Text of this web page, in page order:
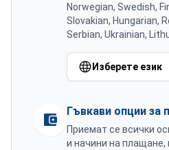
Norwegian, Swedish,
Slovakian, Hungarian,
Serbian, Ukrainian,
Изберете език
Гъвкави опции за
Приемат се всички
и начини на плащане,